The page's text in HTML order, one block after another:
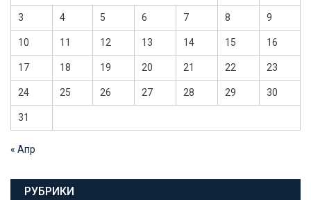
3 4 5 6 7 8 9
10 11 12 13 14 15 16
17 18 19 20 21 22 23
24 25 26 27 28 29 30
31
« Апр
РУБРИКИ